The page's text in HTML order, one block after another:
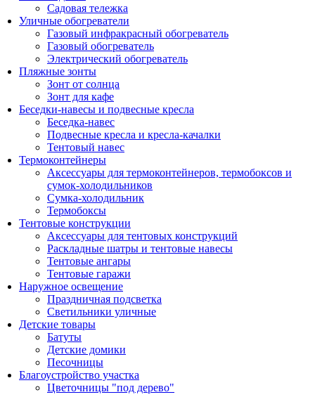
Садовая тележка
Уличные обогреватели
Газовый инфракрасный обогреватель
Газовый обогреватель
Электрический обогреватель
Пляжные зонты
Зонт от солнца
Зонт для кафе
Беседки-навесы и подвесные кресла
Беседка-навес
Подвесные кресла и кресла-качалки
Тентовый навес
Термоконтейнеры
Аксессуары для термоконтейнеров, термобоксов и
сумок-холодильников
Сумка-холодильник
Термобоксы
Тентовые конструкции
Аксессуары для тентовых конструкций
Раскладные шатры и тентовые навесы
Тентовые ангары
Тентовые гаражи
Наружное освещение
Праздничная подсветка
Светильники уличные
Детские товары
Батуты
Детские домики
Песочницы
Благоустройство участка
Цветочницы "под дерево"